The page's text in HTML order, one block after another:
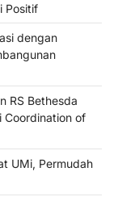
Positif
dengan
RS Bethesda
Coordination of
UMi, Permudah